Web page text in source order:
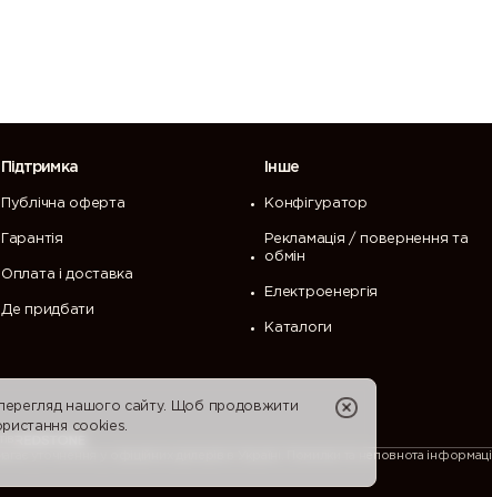
Підтримка
Публічна оферта
Гарантія
Оплата і доставка
Де придбати
Інше
Конфігуратор
Рекламація / повернення та
обмін
Електроенергія
Каталоги
уточнення у офіційних дилерів в Україні. Помилки та неповнота
нашого сайту. Щоб продовжити
cookies.